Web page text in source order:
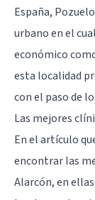
España,
urbano en el
económico
esta localidad
con el paso de
Las mejores
En el artículo
encontrar las
Alarcón, en